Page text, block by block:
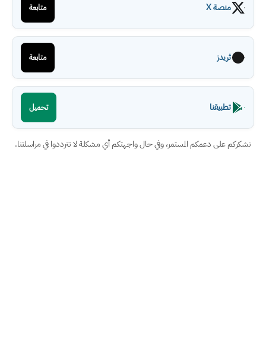
منصة X متابعة
ثريدز متابعة
تطبيقنا تحميل
نشكركم على دعمكم المستمر، وفي حال واجهتكم أي مشكلة لا تترددوا في مراسلتنا.